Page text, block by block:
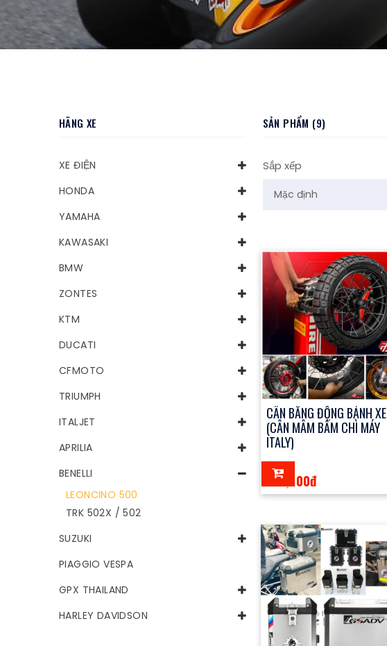
HÃNG XE
XE ĐIỆN
HONDA
YAMAHA
KAWASAKI
BMW
ZONTES
KTM
DUCATI
CFMOTO
TRIUMPH
ITALJET
APRILIA
BENELLI
LEONCINO 500
TRK 502X / 502
SUZUKI
PIAGGIO VESPA
GPX THAILAND
HARLEY DAVIDSON
SẢN PHẨM (9)
Sắp xếp
CÂN BẰNG ĐỘNG BÁNH XE
(CÂN MÂM BẤM CHÌ MÁY
ITALY)
100,000đ